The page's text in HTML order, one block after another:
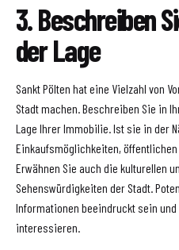
3. Beschreiben
der Lage
Sankt Pölten hat eine Vielzahl von
Stadt machen. Beschreiben Sie in
Lage Ihrer Immobilie. Ist sie in der
Einkaufsmöglichkeiten,
Erwähnen Sie auch die kulturellen
Sehenswürdigkeiten der Stadt.
Informationen beeindruckt sein
interessieren.